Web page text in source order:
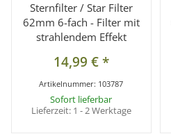
Sternfilter / Star Filter
62mm 6-fach - Filter mit
strahlendem Effekt
14,99 €*
Artikelnummer: 103787
Sofort lieferbar
Lieferzeit: 1 - 2 Werktage